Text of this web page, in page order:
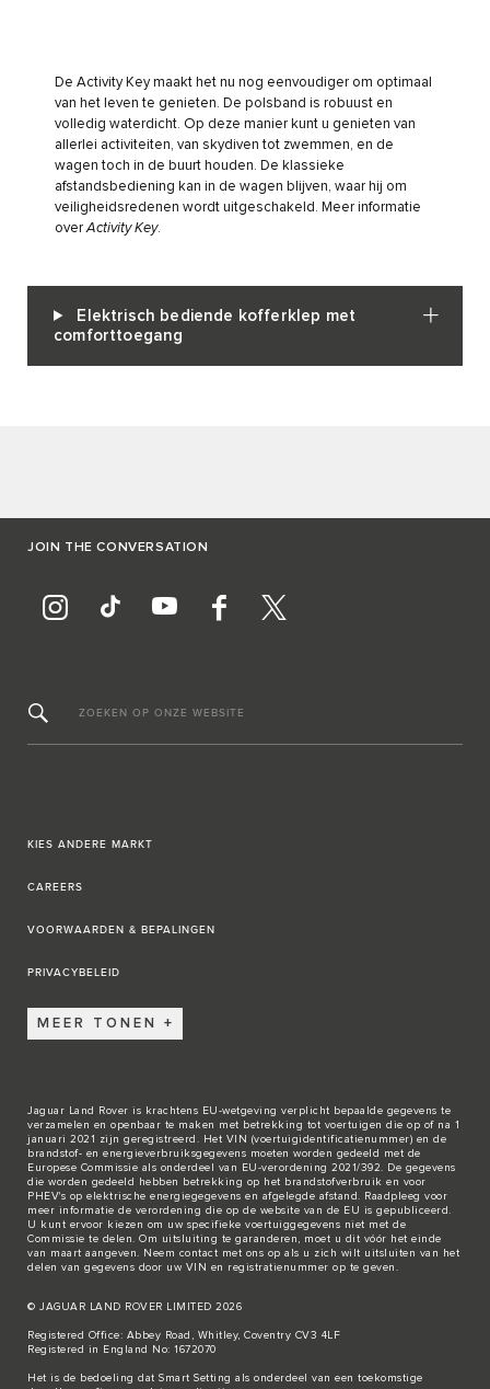
De Activity Key maakt het nu nog eenvoudiger om optimaal
van het leven te genieten. De polsband is robuust en
volledig waterdicht. Op deze manier kunt u genieten van
allerlei activiteiten, van skydiven tot zwemmen, en de
wagen toch in de buurt houden. De klassieke
afstandsbediening kan in de wagen blijven, waar hij om
veiligheidsredenen wordt uitgeschakeld. Meer informatie
overActivity Key.
Elektrisch bediende kofferklep met
comforttoegang
JOIN THE CONVERSATION
ZOEKEN OP ONZE WEBSITE
KIES ANDERE MARKT
CAREERS
VOORWAARDEN & BEPALINGEN
PRIVACYBELEID
MEER TONEN
Jaguar Land Rover is krachtens EU-wetgeving verplicht bepaalde gegevens te
verzamelen en openbaar te maken met betrekking tot voertuigen die op of na 1
januari 2021 zijn geregistreerd. Het VIN (voertuigidentificatienummer) en de
brandstof- en energieverbruiksgegevens moeten worden gedeeld met de
Europese Commissie als onderdeel van EU-verordening 2021/392. De gegevens
die worden gedeeld hebben betrekking op het brandstofverbruik en voor
PHEV's op elektrische energiegegevens en afgelegde afstand. Raadpleeg voor
meer informatie de verordening die op de website van de EU is gepubliceerd.
U kunt ervoor kiezen om uw specifieke voertuiggegevens niet met de
Commissie te delen. Om uitsluiting te garanderen, moet u dit vóór het einde
van maart aangeven. Neem contact met ons op als u zich wilt uitsluiten van het
delen van gegevens door uw VIN en registratienummer op te geven.
© JAGUAR LAND ROVER LIMITED 2026
Registered Office: Abbey Road, Whitley, Coventry CV3 4LF
Registered in England No: 1672070
Het is de bedoeling dat Smart Setting als onderdeel van een toekomstige